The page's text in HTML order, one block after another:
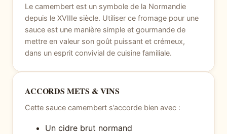
Le camembert est un symbole de la Normandie
depuis le XVIIIe siècle. Utiliser ce fromage pour une
sauce est une manière simple et gourmande de
mettre en valeur son goût puissant et crémeux,
dans un esprit convivial de cuisine familiale.
ACCORDS METS & VINS
Cette sauce camembert s’accorde bien avec :
Un cidre brut normand